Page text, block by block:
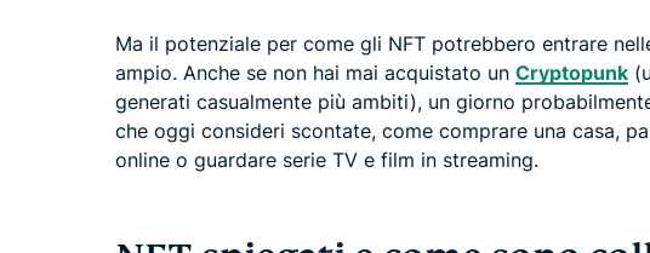
Ma il potenziale per come gli NFT potrebbero entrare
ampio. Anche se non hai mai acquistato un Cryptopunk
generati casualmente più ambiti), un giorno
che oggi consideri scontate, come comprare una casa,
online o guardare serie TV e film in streaming.